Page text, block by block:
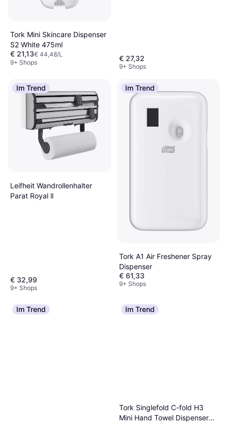
Tork Mini Skincare Dispenser
S2 White 475ml
€ 21,13€ 44,48/L
9+ Shops
€ 27,32
9+ Shops
Im Trend
Leifheit Wandrollenhalter
Parat Royal ll
€ 32,99
9+ Shops
Im Trend
Tork A1 Air Freshener Spray
Dispenser
€ 61,33
9+ Shops
Im Trend Im Trend
Tork Singlefold C-fold H3
Mini Hand Towel Dispenser